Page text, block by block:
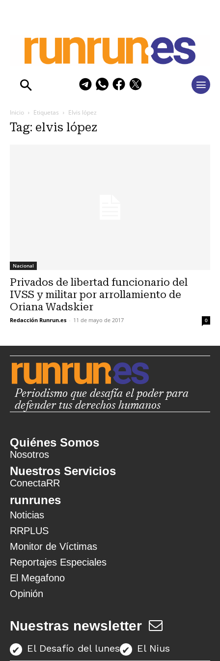
Inicio Etiquetas Elvis lópez
Tag: elvis lópez
Nacional
Privados de libertad funcionario del
IVSS y militar por arrollamiento de
Oriana Wadskier
Redacción Runrun.es - 11 de mayo de 2017 0
Periodismo que desafía el poder para
defender tus derechos humanos
Quiénes Somos
Nosotros
Nuestros Servicios
ConectaRR
runrunes
Noticias
RRPLUS
Monitor de Víctimas
Reportajes Especiales
El Megafono
Opinión
Nuestras newsletter
El Desafío del lunes El Nius